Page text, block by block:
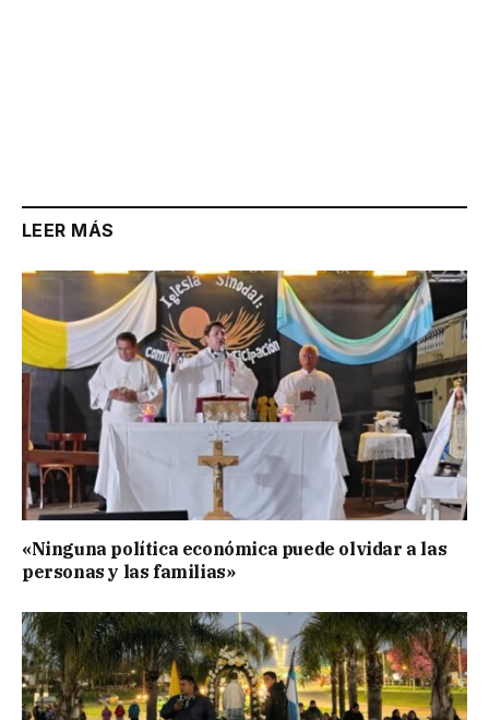
LEER MÁS
«Ninguna política económica puede olvidar a las
personas y las familias»